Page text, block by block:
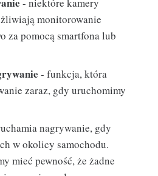
- niektóre kamery
monitorowanie
za pomocą smartfona lub
- funkcja, która
zaraz, gdy uruchomimy
nagrywanie, gdy
w okolicy samochodu.
mieć pewność, że żadne